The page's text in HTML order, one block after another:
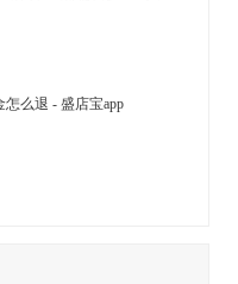
怎么退 - 盛店宝app